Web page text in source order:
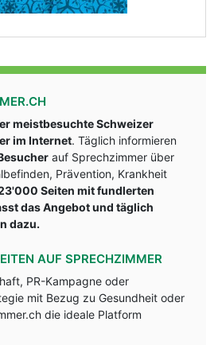
meistbesuchte Schweizer
im Internet. Täglich informieren
auf Sprechzimmer über
Prävention, Krankheit
Seiten mit fundlerten
das Angebot und täglich
dazu.
AUF SPRECHZIMMER
PR-Kampagne oder
mit Bezug zu Gesundheit oder
die ideale Platform